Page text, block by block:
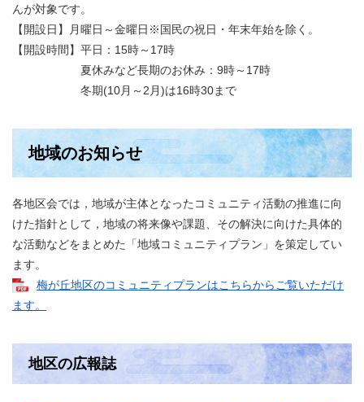
んが対象です。
【開設日】月曜日～金曜日※国民の祝日・年末年始を除く。
【開設時間】平日：15時～17時
夏休みなど長期のお休み：9時～17時
冬期(10月～2月)は16時30まで
地域のお知らせ
各地区会では，地域が主体となったコミュニティ活動の推進に向
けた指針として，地域の将来像や課題、その解決に向けた具体的
な活動などをまとめた「地域コミュニティプラン」を策定してい
ます。
梅が丘地区のコミュニティプランはこちらからご覧いただけ
ます。
地区の広報誌